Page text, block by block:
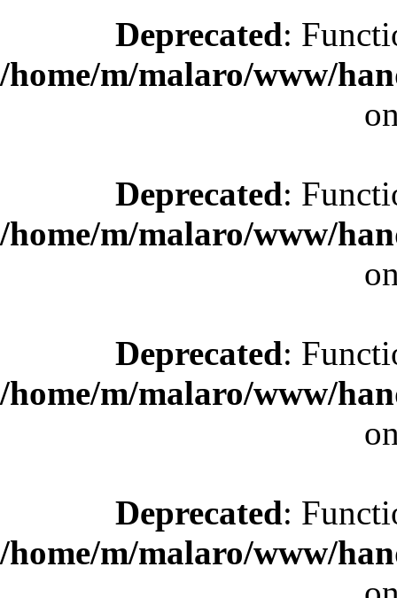
Deprecated:
/home/m/malaro/www/
Deprecated:
/home/m/malaro/www/
Deprecated:
/home/m/malaro/www/
Deprecated:
/home/m/malaro/www/